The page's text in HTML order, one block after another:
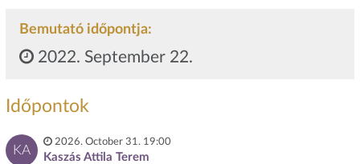
Bemutató időpontja:
2022. September 22.
Időpontok
KA
2026. October 31. 19:00
Kaszás Attila Terem